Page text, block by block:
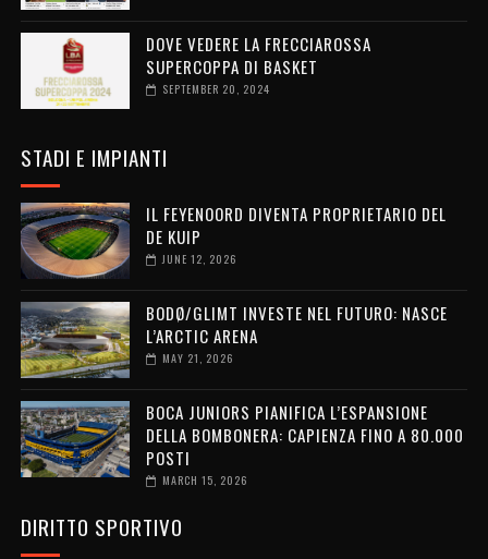
DOVE VEDERE LA FRECCIAROSSA
SUPERCOPPA DI BASKET
SEPTEMBER 20, 2024
STADI E IMPIANTI
IL FEYENOORD DIVENTA PROPRIETARIO DEL
DE KUIP
JUNE 12, 2026
BODØ/GLIMT INVESTE NEL FUTURO: NASCE
L’ARCTIC ARENA
MAY 21, 2026
BOCA JUNIORS PIANIFICA L’ESPANSIONE
DELLA BOMBONERA: CAPIENZA FINO A 80.000
POSTI
MARCH 15, 2026
DIRITTO SPORTIVO